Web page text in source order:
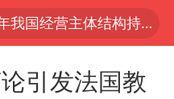
上半年我国经营主体结构持续优化
斩棘2026》阵容官宣
引发法国教